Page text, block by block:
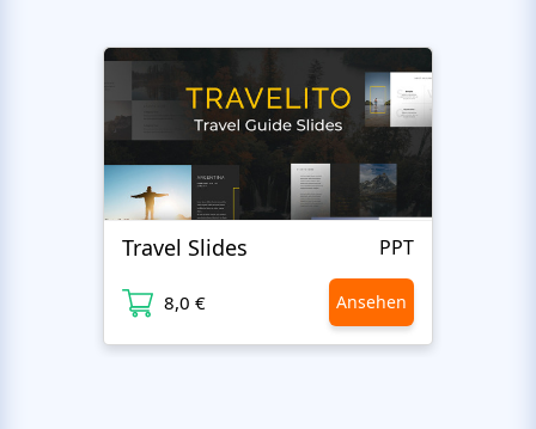
Travel Slides PPT
8,0 € Ansehen